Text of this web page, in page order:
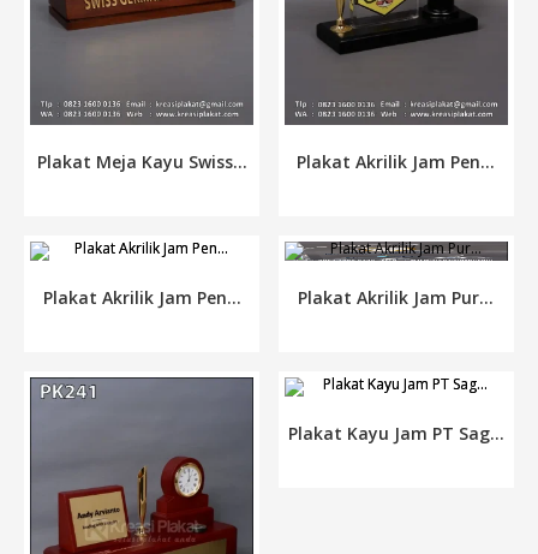
Plakat Meja Kayu Swiss... Plakat Akrilik Jam Pen...
Plakat Akrilik Jam Pen... Plakat Akrilik Jam Pur...
Plakat Kayu Jam PT Sag...